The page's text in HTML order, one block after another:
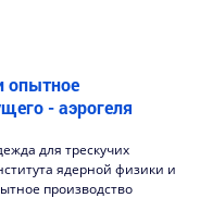
опытное
- аэрогеля
для трескучих
ядерной физики и
производство